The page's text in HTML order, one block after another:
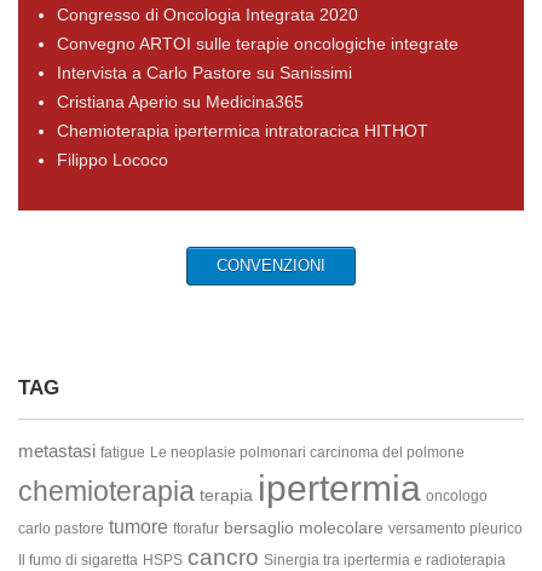
Congresso di Oncologia Integrata 2020
Convegno ARTOI sulle terapie oncologiche integrate
Intervista a Carlo Pastore su Sanissimi
Cristiana Aperio su Medicina365
Chemioterapia ipertermica intratoracica HITHOT
Filippo Lococo
CONVENZIONI
TAG
metastasi fatigue Le neoplasie polmonari carcinoma del polmone
chemioterapia terapia ipertermia oncologo
carlo pastore tumore ftorafur bersaglio molecolare versamento pleurico
Il fumo di sigaretta HSPS cancro Sinergia tra ipertermia e radioterapia